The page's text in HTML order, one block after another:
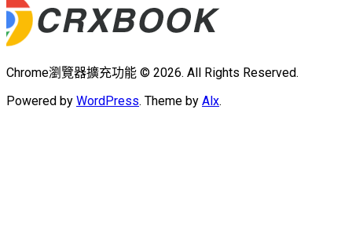
Chrome瀏覽器擴充功能 © 2026. All Rights Reserved.
Powered by WordPress. Theme by Alx.